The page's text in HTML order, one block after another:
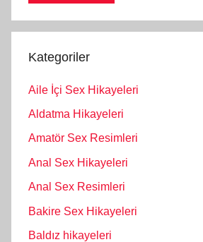
Kategoriler
Aile İçi Sex Hikayeleri
Aldatma Hikayeleri
Amatör Sex Resimleri
Anal Sex Hikayeleri
Anal Sex Resimleri
Bakire Sex Hikayeleri
Baldız hikayeleri